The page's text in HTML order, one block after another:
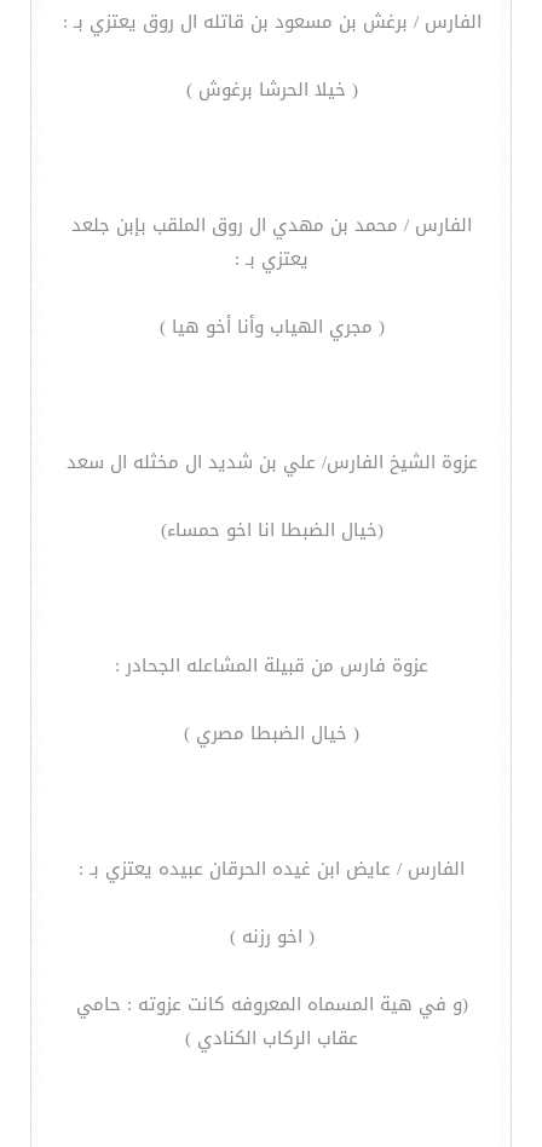
الفارس / برغش بن مسعود بن قاتله ال روق يعتزي بـ :
( خيلا الحرشا برغوش )
الفارس / محمد بن مهدي ال روق الملقب بإبن جلعد
يعتزي بـ :
( مجري الهياب وأنا أخو هيا )
عزوة الشيخ الفارس/ علي بن شديد ال مخثله ال سعد
(خيال الضبطا انا اخو حمساء)
عزوة فارس من قبيلة المشاعله الجحادر :
( خيال الضبطا مصري )
الفارس / عايض ابن غيده الحرقان عبيده يعتزي بـ :
( اخو رزنه )
(و في هية المسماه المعروفه كانت عزوته : حامي
عقاب الركاب الكنادي )